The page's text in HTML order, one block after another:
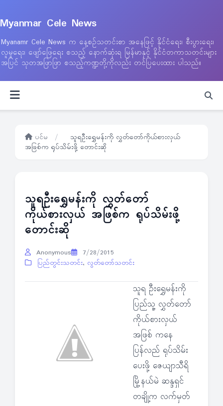
Myanmar Cele News
Myanamr Cele News က နေ့စဉ်သတင်းစာ အနေဖြင့် နိုင်ငံရေး၊ စီးပွားရေး၊
လူမှုရေး၊ ဖျော်ဖြေရေး စသည့် နောက်ဆုံးရ မြန်မာနှင့် နိုင်ငံတကာသတင်းများ
အပြင် သုတအဖြာဖြာ စသည့်ကဏ္ဍတို့ကိုလည်း တင်ပြပေးထား ပါသည်။
ပင်မ /
သူရဦးရွှေမန်းကို လွှတ်တော်ကိုယ်စားလှယ်
အဖြစ်က ရုပ်သိမ်းဖို့ တောင်းဆို
သူရဦးရွှေမန်းကို လွှတ်တော်
ကိုယ်စားလှယ် အဖြစ်က ရုပ်သိမ်းဖို့
တောင်းဆို
Anonymous
7/28/2015
ပြည်တွင်းသတင်း, လွတ်တော်သတင်း
သူရ ဦးရွှေမန်းကို
ပြည်သူ့ လွှတ်တော်
ကိုယ်စားလှယ်
အဖြစ် ကနေ
ပြန်လည် ရုပ်သိမ်း
ပေးဖို့ ဇေယျာသီရိ
မြို့နယ်မဲ ဆန္ဒရှင်
တချို့က လက်မှတ်